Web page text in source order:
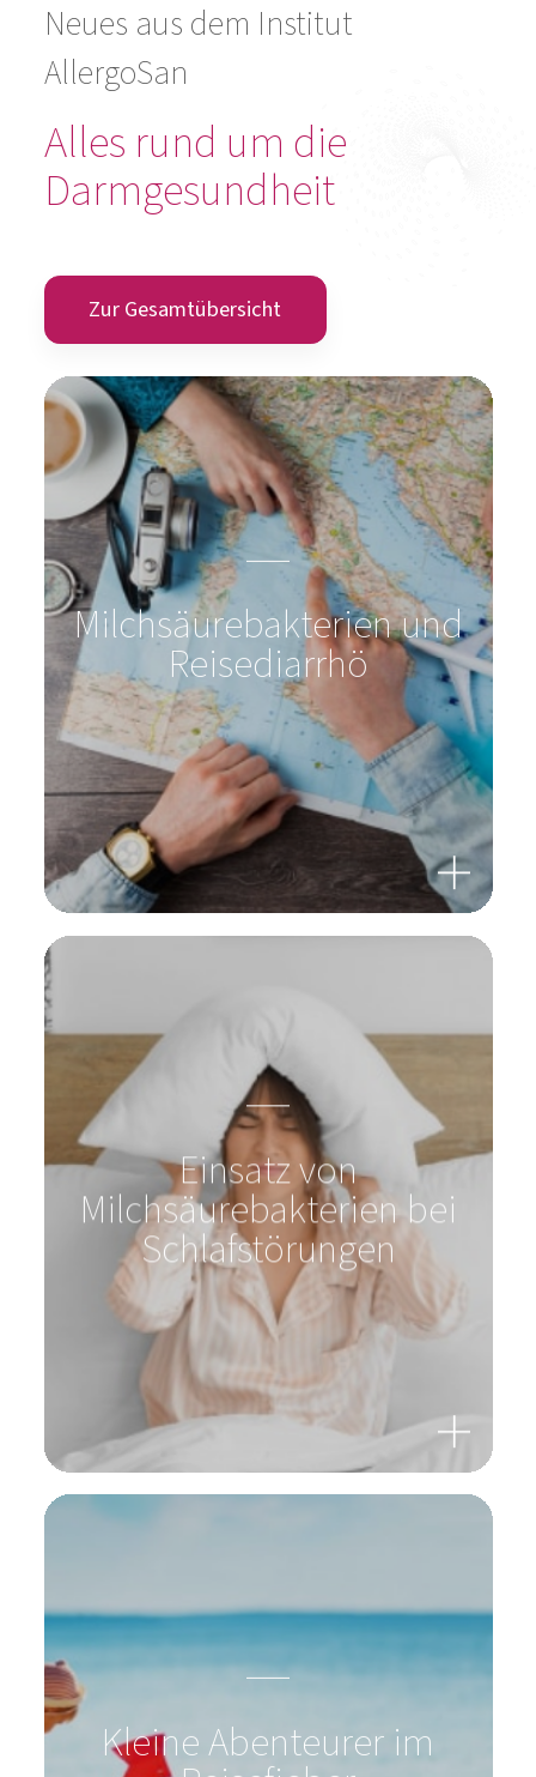
Neues aus dem Institut
AllergoSan
Alles rund um die
Darmgesundheit
Zur Gesamtübersicht
Milchsäurebakterien und
Reisediarrhö
Einsatz von
Milchsäurebakterien bei
Schlafstörungen
Kleine Abenteurer im